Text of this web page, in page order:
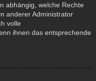
abhängig, welche Rechte
anderer Administrator
volle
ihnen das entsprechende